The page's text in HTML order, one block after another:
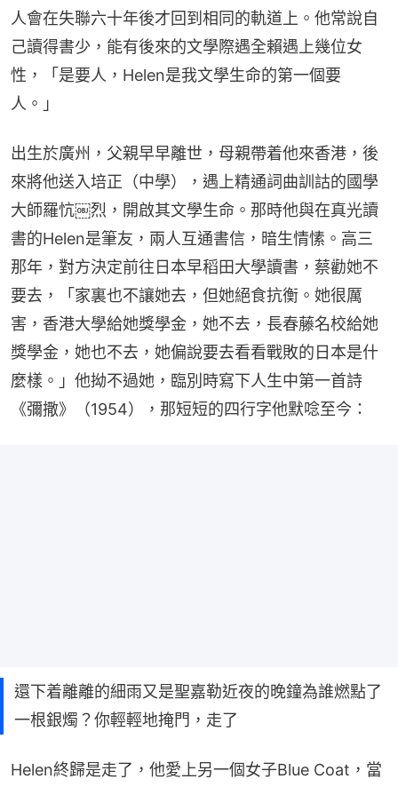
人會在失聯六十年後才回到相同的軌道上。他常說自
己讀得書少，能有後來的文學際遇全賴遇上幾位女
性，「是要人，Helen是我文學生命的第一個要
人。」
出生於廣州，父親早早離世，母親帶着他來香港，後
來將他送入培正（中學），遇上精通詞曲訓詁的國學
大師羅忼￼烈，開啟其文學生命。那時他與在真光讀
書的Helen是筆友，兩人互通書信，暗生情愫。高三
那年，對方決定前往日本早稻田大學讀書，蔡勸她不
要去，「家裏也不讓她去，但她絕食抗衡。她很厲
害，香港大學給她獎學金，她不去，長春藤名校給她
獎學金，她也不去，她偏說要去看看戰敗的日本是什
麼樣。」他拗不過她，臨別時寫下人生中第一首詩
《彌撒》（1954），那短短的四行字他默唸至今：
還下着離離的細雨又是聖嘉勒近夜的晚鐘為誰燃點了
一根銀燭？你輕輕地掩門，走了
Helen終歸是走了，他愛上另一個女子Blue Coat，當